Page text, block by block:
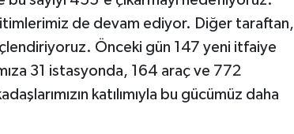
de devam ediyor. Diğer taraftan,
Önceki gün 147 yeni itfaiye
31 istasyonda, 164 araç ve 772
katılımıyla bu gücümüz daha